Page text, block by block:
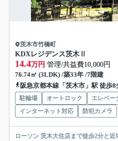
茨木市竹橋町
KDXレジデンス茨木Ⅱ
14.4万円 管理/共益費10,000円
76.74㎡ (3LDK) /築33年 /7階建
阪急京都本線「茨木市」駅 徒歩8
駐輪場 オートロック エレベー
インターネット対応
防犯カメラ
ローソン 茨木大住店まで徒歩2分と